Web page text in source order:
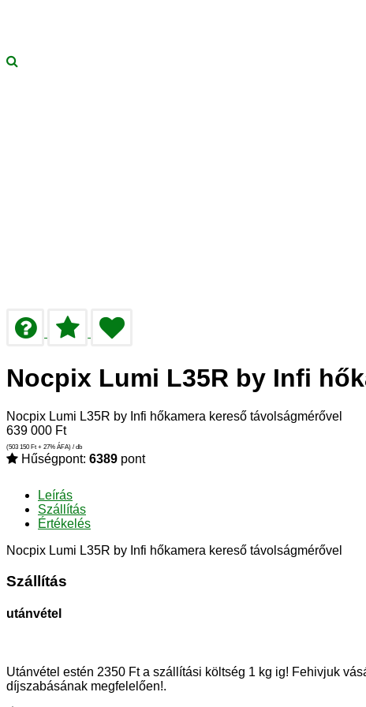
Nocpix Lumi L35R by Infi
Nocpix Lumi L35R by Infi hőkamera kereső távolságmérővel
639 000 Ft
(503 150 Ft + 27% ÁFA) / db
Hűségpont: 6389 pont
Leírás
Szállítás
Értékelés
Nocpix Lumi L35R by Infi hőkamera kereső távolságmérővel
Szállítás
utánvétel
Utánvétel estén 2350 Ft a szállítási költség 1 kg ig! Fehivjuk
díjszabásának megfelelően!.